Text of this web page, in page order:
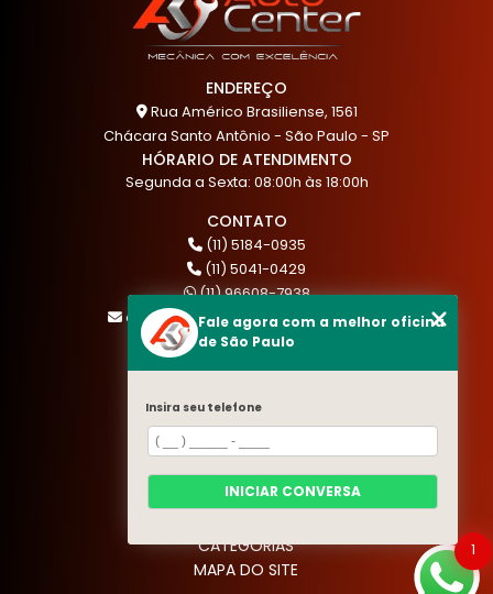
ENDEREÇO
Rua Américo Brasiliense, 1561
Chácara Santo Antônio - São Paulo - SP
HÓRARIO DE ATENDIMENTO
Segunda a Sexta: 08:00h às 18:00h
CONTATO
(11) 5184-0935
(11) 5041-0429
(11) 96608-7938
atendimento@akautocenter.com.br
MENU
HOME
QUEM SOMOS
SERVIÇOS
BLOG
CATEGORIAS
MAPA DO SITE
1
Fale agora com a melhor oficina
de São Paulo
Insira seu telefone
INICIAR CONVERSA